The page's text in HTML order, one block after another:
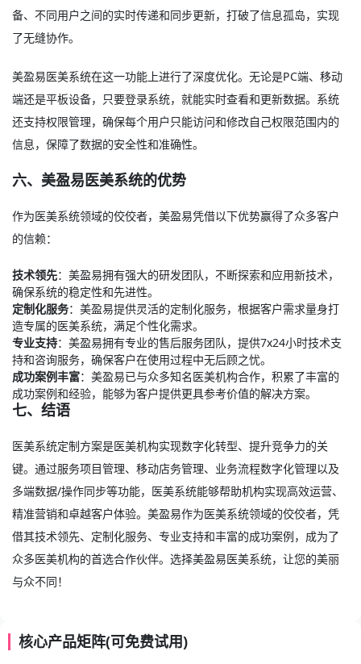
备、不同用户之间的实时传递和同步更新，打破了信息孤岛，实现
了无缝协作。
美盈易医美系统在这一功能上进行了深度优化。无论是PC端、移动
端还是平板设备，只要登录系统，就能实时查看和更新数据。系统
还支持权限管理，确保每个用户只能访问和修改自己权限范围内的
信息，保障了数据的安全性和准确性。
六、美盈易医美系统的优势
作为医美系统领域的佼佼者，美盈易凭借以下优势赢得了众多客户
的信赖：
技术领先：美盈易拥有强大的研发团队，不断探索和应用新技术，
确保系统的稳定性和先进性。
定制化服务：美盈易提供灵活的定制化服务，根据客户需求量身打
造专属的医美系统，满足个性化需求。
专业支持：美盈易拥有专业的售后服务团队，提供7x24小时技术支
持和咨询服务，确保客户在使用过程中无后顾之忧。
成功案例丰富：美盈易已与众多知名医美机构合作，积累了丰富的
成功案例和经验，能够为客户提供更具参考价值的解决方案。
七、结语
医美系统定制方案是医美机构实现数字化转型、提升竞争力的关
键。通过服务项目管理、移动店务管理、业务流程数字化管理以及
多端数据/操作同步等功能，医美系统能够帮助机构实现高效运营、
精准营销和卓越客户体验。美盈易作为医美系统领域的佼佼者，凭
借其技术领先、定制化服务、专业支持和丰富的成功案例，成为了
众多医美机构的首选合作伙伴。选择美盈易医美系统，让您的美丽
与众不同！
核心产品矩阵(可免费试用)